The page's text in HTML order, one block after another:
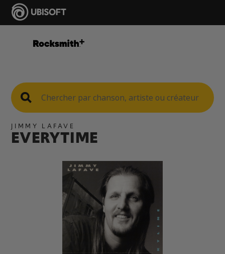
JIMMY LAFAVE
EVERYTIME